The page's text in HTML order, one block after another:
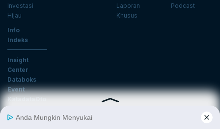
Investasi
Hijau
Laporan
Khusus
Podcast
Info
Indeks
Insight
Center
Databoks
Event
KatadataOto